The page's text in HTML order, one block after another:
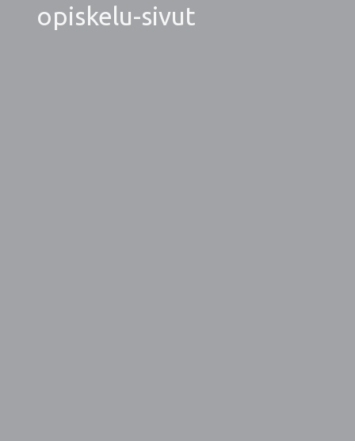
opiskelu-sivut